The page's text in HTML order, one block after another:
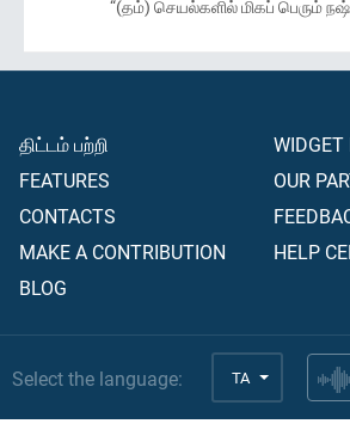
“(தம்) செயல்களில் மிகப் பெரும்
திட்டம் பற்றி
FEATURES
CONTACTS
MAKE A CONTRIBUTION
BLOG
WIDGET
OUR
HELP
Select the language: TA